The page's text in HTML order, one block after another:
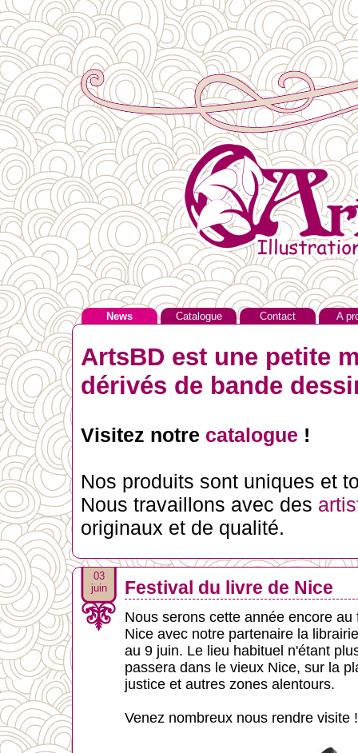
News Catalogue Contact A
ArtsBD est une petite
dérivés de bande
Visitez notre catalogue !
Nos produits sont uniques et
Nous travaillons avec des
originaux et de qualité.
03
juin
Festival du livre de Nice
Nous serons cette année encore
Nice avec notre partenaire la
au 9 juin. Le lieu habituel n'étant
passera dans le vieux Nice, sur la
justice et autres zones alentours.
Venez nombreux nous rendre visite !